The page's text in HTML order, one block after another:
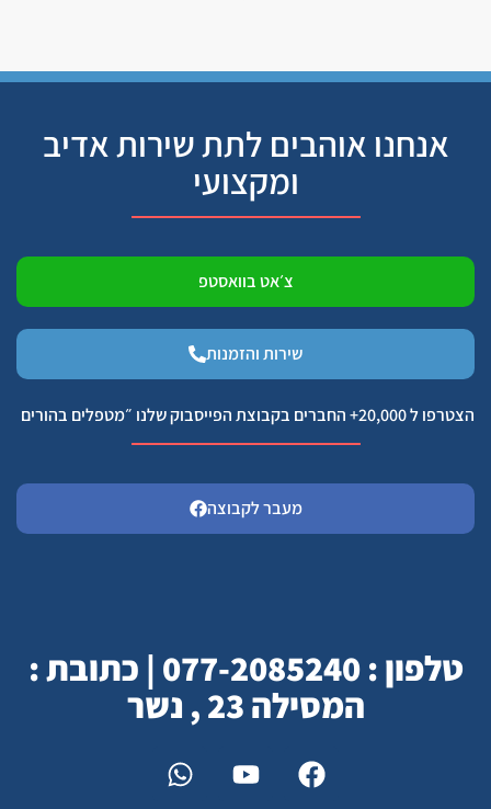
אנחנו אוהבים לתת שירות אדיב
ומקצועי
צ׳אט בוואסטפ
שירות והזמנות
הצטרפו ל 20,000+ החברים בקבוצת הפייסבוק שלנו ״מטפלים בהורים
מעבר לקבוצה
טלפון : 077-2085240 | כתובת :
המסילה 23 , נשר